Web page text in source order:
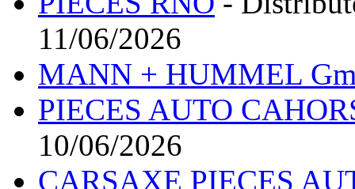
11/06/2026
MANN + HUMMEL
PIECES AUTO
10/06/2026
CARSAXE PIECES